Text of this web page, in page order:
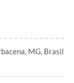
MG, Brasil